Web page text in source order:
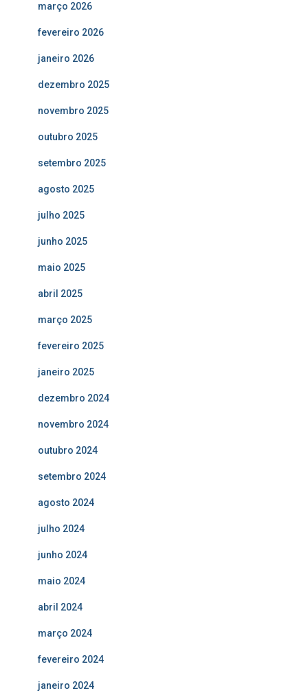
março 2026
fevereiro 2026
janeiro 2026
dezembro 2025
novembro 2025
outubro 2025
setembro 2025
agosto 2025
julho 2025
junho 2025
maio 2025
abril 2025
março 2025
fevereiro 2025
janeiro 2025
dezembro 2024
novembro 2024
outubro 2024
setembro 2024
agosto 2024
julho 2024
junho 2024
maio 2024
abril 2024
março 2024
fevereiro 2024
janeiro 2024